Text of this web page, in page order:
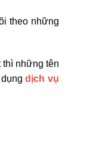
theo những
thì những tên
dịch vụ